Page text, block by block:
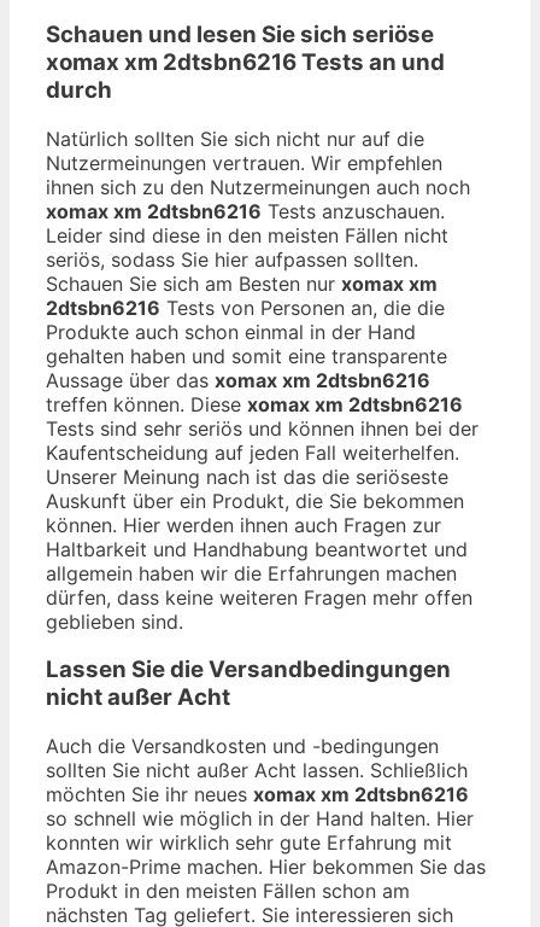
Schauen und lesen Sie sich seriöse
xomax xm 2dtsbn6216Tests an und
durch
Natürlich sollten Sie sich nicht nur auf die
Nutzermeinungen vertrauen. Wir empfehlen
ihnen sich zu den Nutzermeinungen auch noch
xomax xm 2dtsbn6216 Tests anzuschauen.
Leider sind diese in den meisten Fällen nicht
seriös, sodass Sie hier aufpassen sollten.
Schauen Sie sich am Besten nur xomax xm
2dtsbn6216 Tests von Personen an, die die
Produkte auch schon einmal in der Hand
gehalten haben und somit eine transparente
Aussage über das xomax xm 2dtsbn6216
treffen können. Diese xomax xm 2dtsbn6216
Tests sind sehr seriös und können ihnen bei der
Kaufentscheidung auf jeden Fall weiterhelfen.
Unserer Meinung nach ist das die seriöseste
Auskunft über ein Produkt, die Sie bekommen
können. Hier werden ihnen auch Fragen zur
Haltbarkeit und Handhabung beantwortet und
allgemein haben wir die Erfahrungen machen
dürfen, dass keine weiteren Fragen mehr offen
geblieben sind.
Lassen Sie die Versandbedingungen
nicht außer Acht
Auch die Versandkosten und -bedingungen
sollten Sie nicht außer Acht lassen. Schließlich
möchten Sie ihr neues xomax xm 2dtsbn6216
so schnell wie möglich in der Hand halten. Hier
konnten wir wirklich sehr gute Erfahrung mit
Amazon-Prime machen. Hier bekommen Sie das
Produkt in den meisten Fällen schon am
nächsten Tag geliefert. Sie interessieren sich